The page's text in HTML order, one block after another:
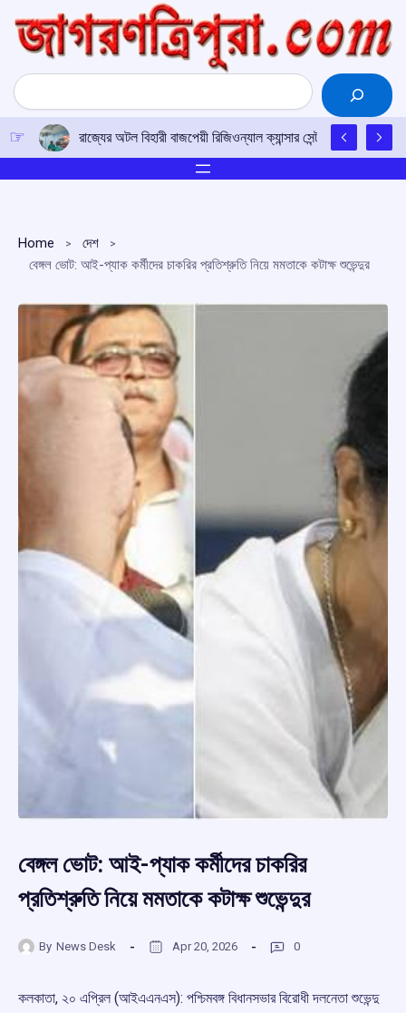
content
Search
রাজ্যের অটল বিহারী বাজপেয়ী রিজিওন্যাল ক্যান্সার সেন্টারে উত্তর-
Home
দেশ
বেঙ্গল ভোট: আই-প্যাক কর্মীদের চাকরির প্রতিশ্রুতি নিয়ে মমতাকে কটাক্ষ শুভেন্দুর
বেঙ্গল ভোট: আই-প্যাক কর্মীদের চাকরির
প্রতিশ্রুতি নিয়ে মমতাকে কটাক্ষ শুভেন্দুর
By News Desk Apr 20, 2026 0
কলকাতা, ২০ এপ্রিল (আইএএনএস): পশ্চিমবঙ্গ বিধানসভার বিরোধী দলনেতা শুভেন্দু